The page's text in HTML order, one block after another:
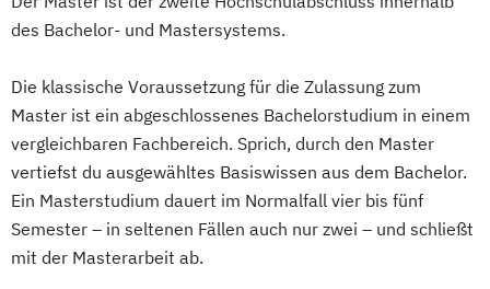
Data Science for Sustainable Development
Digital Transformation for Sustainable
Impact
Emerging Technologies for Sustainability
Sustainability Innovation & Technology
Sustainable Innovation & Growth
Management
des Bachelor- und Mastersystems.
Die klassische Voraussetzung für die Zulassung zum
Master ist ein abgeschlossenes Bachelorstudium in einem
vergleichbaren Fachbereich. Sprich, durch den Master
vertiefst du ausgewähltes Basiswissen aus dem Bachelor.
Ein Masterstudium dauert im Normalfall vier bis fünf
Semester – in seltenen Fällen auch nur zwei – und schließt
mit der Masterarbeit ab.